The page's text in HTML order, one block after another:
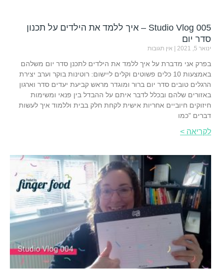
Studio Vlog 005 – איך ללמד את הילדים על תכנון
סדר יום
ינואר 5, 2021 אין תגובות
בפרק אני מדברת על איך ללמד את הילדים לתכנן סדר יום משלהם
באמצעות 10 כלים פשוטים וקלים ליישום: רוטינות בוקר וערב יצירת
הרגלים טובים סדר יום ברור ומוגדר מראש קביעת יעדים סדר וארגון
באזורים שלהם ובכלל לדבר איתם על ההבדל בין פנאי ומשימות
חיזוקים חיוביים אחריות אישית לקחת חלק בבית וללמוד איך לעשות
דברים "כמו
לקריאה >